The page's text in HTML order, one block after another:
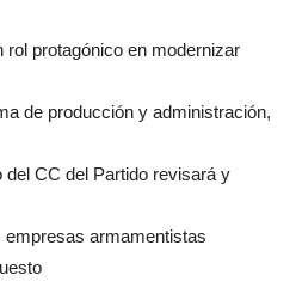
protagónico en modernizar
de producción y administración,
del CC del Partido revisará y
armamentistas